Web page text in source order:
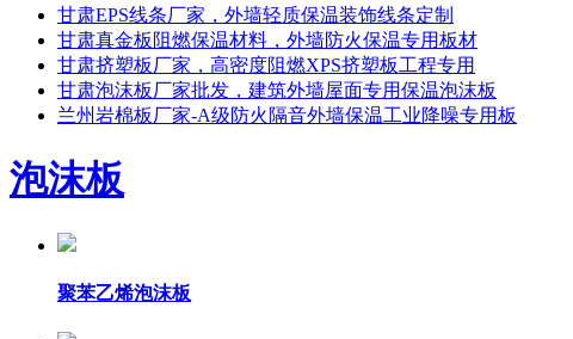
甘肃EPS线条厂家，外墙轻质保温装饰线条定制
甘肃真金板阻燃保温材料，外墙防火保温专用板材
甘肃挤塑板厂家，高密度阻燃XPS挤塑板工程专用
甘肃泡沫板厂家批发，建筑外墙屋面专用保温泡沫板
兰州岩棉板厂家-A级防火隔音外墙保温工业降噪专用​板
泡沫板
聚苯乙烯泡沫板